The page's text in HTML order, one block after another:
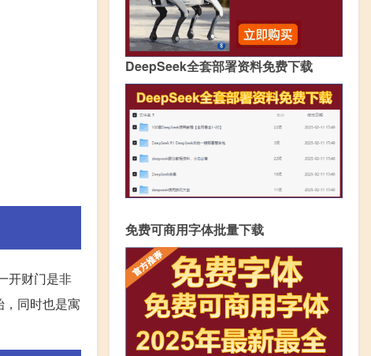
开财门是非
同时也是寓
DeepSeek全套部署资料免费下载
免费可商用字体批量下载